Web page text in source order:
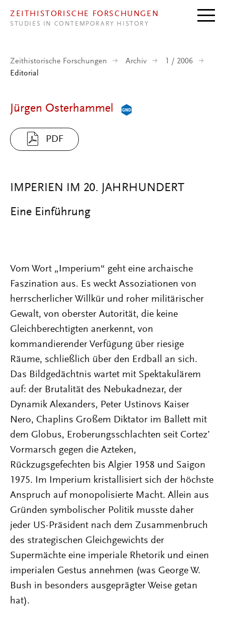
ZEITHISTORISCHE FORSCHUNGEN
STUDIES IN CONTEMPORARY HISTORY
Zeithistorische Forschungen Archiv
1 / 2006
Editorial
Jürgen Osterhammel
PDF
IMPERIEN IM 20. JAHRHUNDERT
Eine Einführung
Vom Wort „Imperium“ geht eine archaische
Faszination aus. Es weckt Assoziationen von
herrscherlicher Willkür und roher militärischer
Gewalt, von oberster Autorität, die keine
Gleichberechtigten anerkennt, von
kommandierender Verfügung über riesige
Räume, schließlich über den Erdball an sich.
Das Bildgedächtnis wartet mit Spektakulärem
auf: der Brutalität des Nebukadnezar, der
Dynamik Alexanders, Peter Ustinovs Kaiser
Nero, Chaplins Großem Diktator im Ballett mit
dem Globus, Eroberungsschlachten seit Cortez’
Vormarsch gegen die Azteken,
Rückzugsgefechten bis Algier 1958 und Saigon
1975. Im Imperium kristallisiert sich der höchste
Anspruch auf monopolisierte Macht. Allein aus
Gründen symbolischer Politik musste daher
jeder US-Präsident nach dem Zusammenbruch
des strategischen Gleichgewichts der
Supermächte eine imperiale Rhetorik und einen
imperialen Gestus annehmen (was George W.
Bush in besonders ausgeprägter Weise getan
hat).